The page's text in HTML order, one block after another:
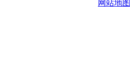
网站地图